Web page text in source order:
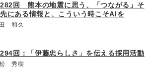
回 熊本の地震に思う、「つながる」そ
にある情報と、こういう時こそAIを
和久
回：「伊藤忠らしさ」を伝える採用活動
秀樹